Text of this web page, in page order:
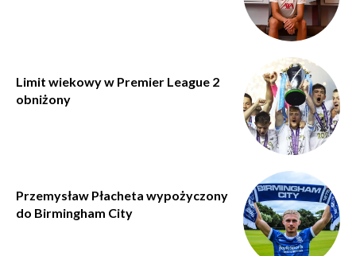
Limit wiekowy w Premier League 2
obniżony
Przemysław Płacheta wypożyczony
do Birmingham City